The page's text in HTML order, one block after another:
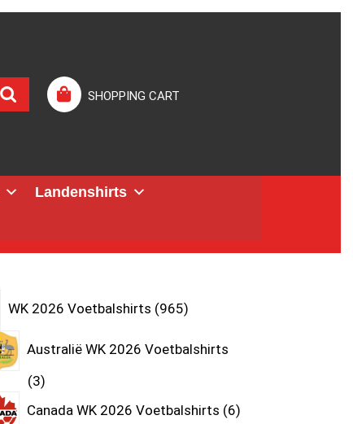
SHOPPING CART
Landenshirts
WK 2026 Voetbalshirts 965
Australië WK 2026 Voetbalshirts
3
Canada WK 2026 Voetbalshirts 6